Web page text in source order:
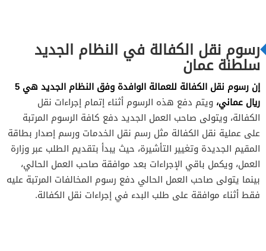
رسوم نقل الكفالة في النظام الجديد
سلطنة عمان
إن رسوم نقل الكفالة للعمالة الوافدة وفق النظام الجديد هي 5
ريال عماني، ويتم دفع هذه الرسوم أثناء إتمام إجراءات نقل
الكفالة، ويتولى صاحب العمل الجديد دفع كافة الرسوم المرتبة
على عملية نقل الكفالة مثل رسم نقل الخدمات ورسم إصدار بطاقة
المقيم الجديدة وتغيير التأشيرة، حيث يبدأ بتقديم الطلب عبر وزارة
العمل، ويكمل باقي الإجراءات بعد موافقة صاحب العمل الحالي،
بينما يتولى صاحب العمل الحالي دفع رسوم المخالفات المرتبة عليه
فقط أثناء موافقة على طلب البدء في إجراءات نقل الكفالة.